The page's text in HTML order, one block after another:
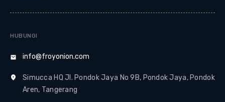
HUBUNGI
info@froyonion.com
Simucca HQ Jl. Pondok Jaya No 9B, Pondok Jaya, Pondok
Aren, Tangerang